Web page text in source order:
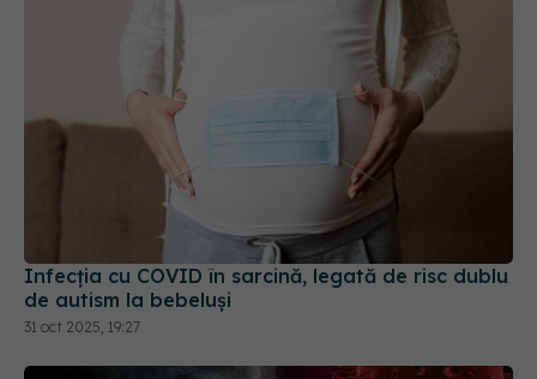
Infecția cu COVID în sarcină, legată de risc dublu
de autism la bebeluși
31 oct 2025, 19:27